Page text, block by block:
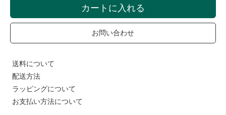
カートに入れる
お問い合わせ
送料について
配送方法
ラッピングについて
お支払い方法について